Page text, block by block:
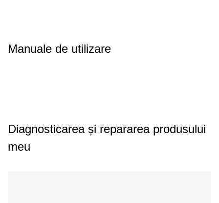
Manuale de utilizare
Diagnosticarea și repararea produsului
meu